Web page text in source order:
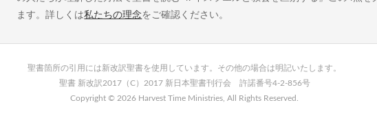
ます。詳しくは私たちの理念をご確認ください。
聖書箇所の引用には新改訳聖書を使用しています。その他の場合は明記いたします。
聖書 新改訳2017（C）2017 新日本聖書刊行会 許諾番号4-2-856号
Copyright © 2026 Harvest Time Ministries, All Rights Reserved.